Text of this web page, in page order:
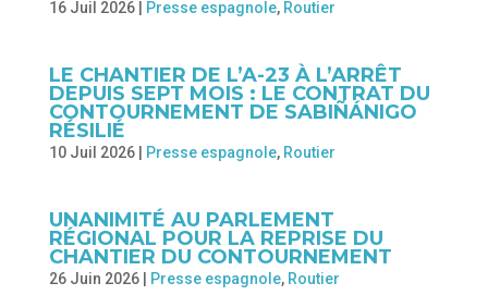
16 Juil 2026| Presse espagnole, Routier
LE CHANTIER DE L’A-23 À L’ARRÊT
DEPUIS SEPT MOIS : LE CONTRAT DU
CONTOURNEMENT DE SABIÑÁNIGO
RÉSILIÉ
10 Juil 2026| Presse espagnole, Routier
UNANIMITÉ AU PARLEMENT
RÉGIONAL POUR LA REPRISE DU
CHANTIER DU CONTOURNEMENT
26 Juin 2026| Presse espagnole, Routier